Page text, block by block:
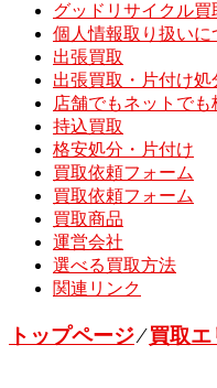
グッドリサイクル
個人情報取り扱いに
出張買取
出張買取・片付け処
店舗でもネットでも
持込買取
格安処分・片付け
買取依頼フォーム
買取依頼フォーム
買取商品
運営会社
選べる買取方法
関連リンク
トップページ⁄買取エ